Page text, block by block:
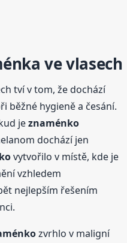
ve vlasech
tví v tom, že dochází
běžné hygieně a česání.
jeznaménko
dochází jen
vytvořilo v místě, kde je
vzhledem
nejlepším řešením
zvrhlo v maligní